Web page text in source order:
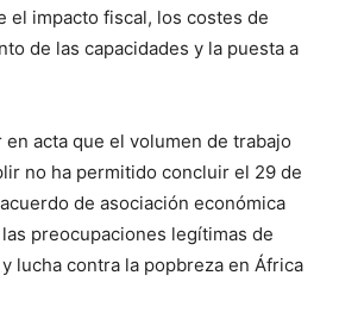
el impacto fiscal, los costes de
de las capacidades y la puesta a
en acta que el volumen de trabajo
no ha permitido concluir el 29 de
de asociación económica
preocupaciones legítimas de
lucha contra la popbreza en África